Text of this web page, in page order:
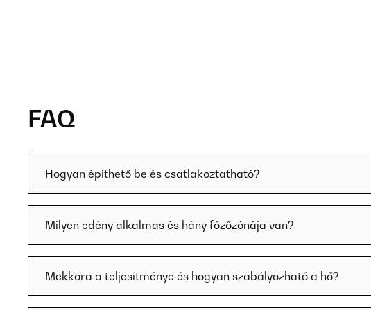
FAQ
Hogyan építhető be és csatlakoztatható?
Milyen edény alkalmas és hány főzőzónája van?
Mekkora a teljesítménye és hogyan szabályozható a hő?